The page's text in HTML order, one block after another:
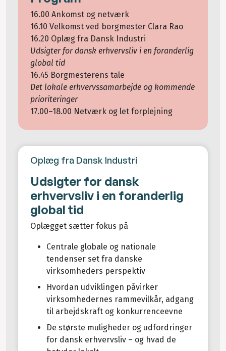
16.00 Ankomst og netværk
16.10 Velkomst ved borgmester Clara Rao
16.20 Oplæg fra Dansk Industri
Udsigter for dansk erhvervsliv i en foranderlig
global tid
16.45 Borgmesterens tale
Det lokale erhvervssamarbejde og kommende
prioriteringer
17.00–18.00 Netværk og let forplejning
Oplæg fra Dansk Industri
Udsigter for dansk
erhvervsliv i en foranderlig
global tid
Oplægget sætter fokus på
Centrale globale og nationale
tendenser set fra danske
virksomheders perspektiv
Hvordan udviklingen påvirker
virksomhedernes rammevilkår, adgang
til arbejdskraft og konkurrenceevne
De største muligheder og udfordringer
for dansk erhvervsliv – og hvad de